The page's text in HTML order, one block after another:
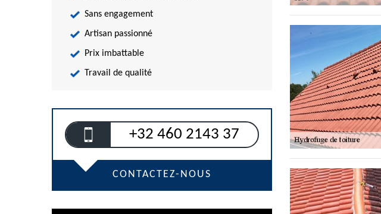
Sans engagement
Artisan passionné
Prix imbattable
Travail de qualité
+32 460 2143 37
CONTACTEZ-NOUS